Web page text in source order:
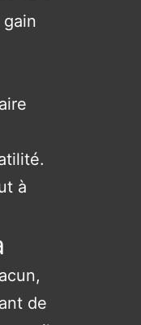
à
de